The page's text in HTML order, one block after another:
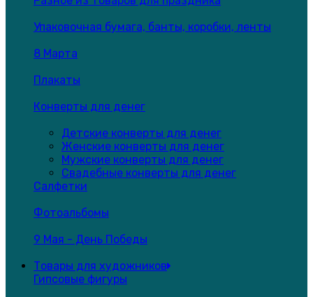
Упаковочная бумага, банты, коробки, ленты
8 Марта
Плакаты
Конверты для денег
Детские конверты для денег
Женские конверты для денег
Мужские конверты для денег
Свадебные конверты для денег
Салфетки
Фотоальбомы
9 Мая - День Победы
Товары для художников
Гипсовые фигуры